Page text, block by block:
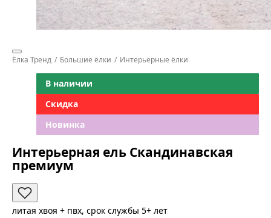
Ёлка Тренд Большие ёлки Интерьерные ёлки
В наличии
Скидка
Новинка
Интерьерная ель Скандинавская
премиум
литая хвоя + пвх, срок службы 5+ лет